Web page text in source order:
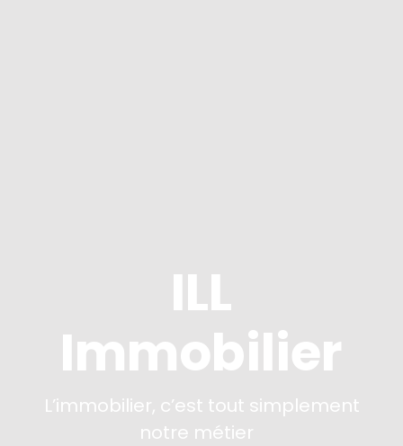
ILL
Immobilier
L’immobilier, c’est tout simplement
notre métier